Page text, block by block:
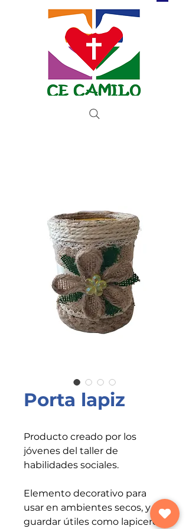
Donar ahora
Porta lapiz
Producto creado por los
jóvenes del taller de
habilidades sociales.
Elemento decorativo para
usar en ambientes secos, y
guardar útiles como lapiceros,